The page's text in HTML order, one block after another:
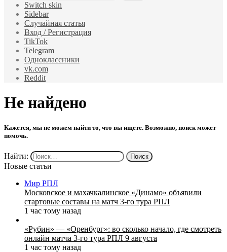
Switch skin
Sidebar
Случайная статья
Вход / Регистрация
TikTok
Telegram
Одноклассники
vk.com
Reddit
Не найдено
Кажется, мы не можем найти то, что вы ищете. Возможно, поиск может
помочь.
Найти:
Новые статьи
Мир РПЛ
Московское и махачкалинское «Динамо» объявили
стартовые составы на матч 3‑го тура РПЛ
1 час тому назад
«Рубин» — «Оренбург»: во сколько начало, где смотреть
онлайн матча 3‑го тура РПЛ 9 августа
1 час тому назад